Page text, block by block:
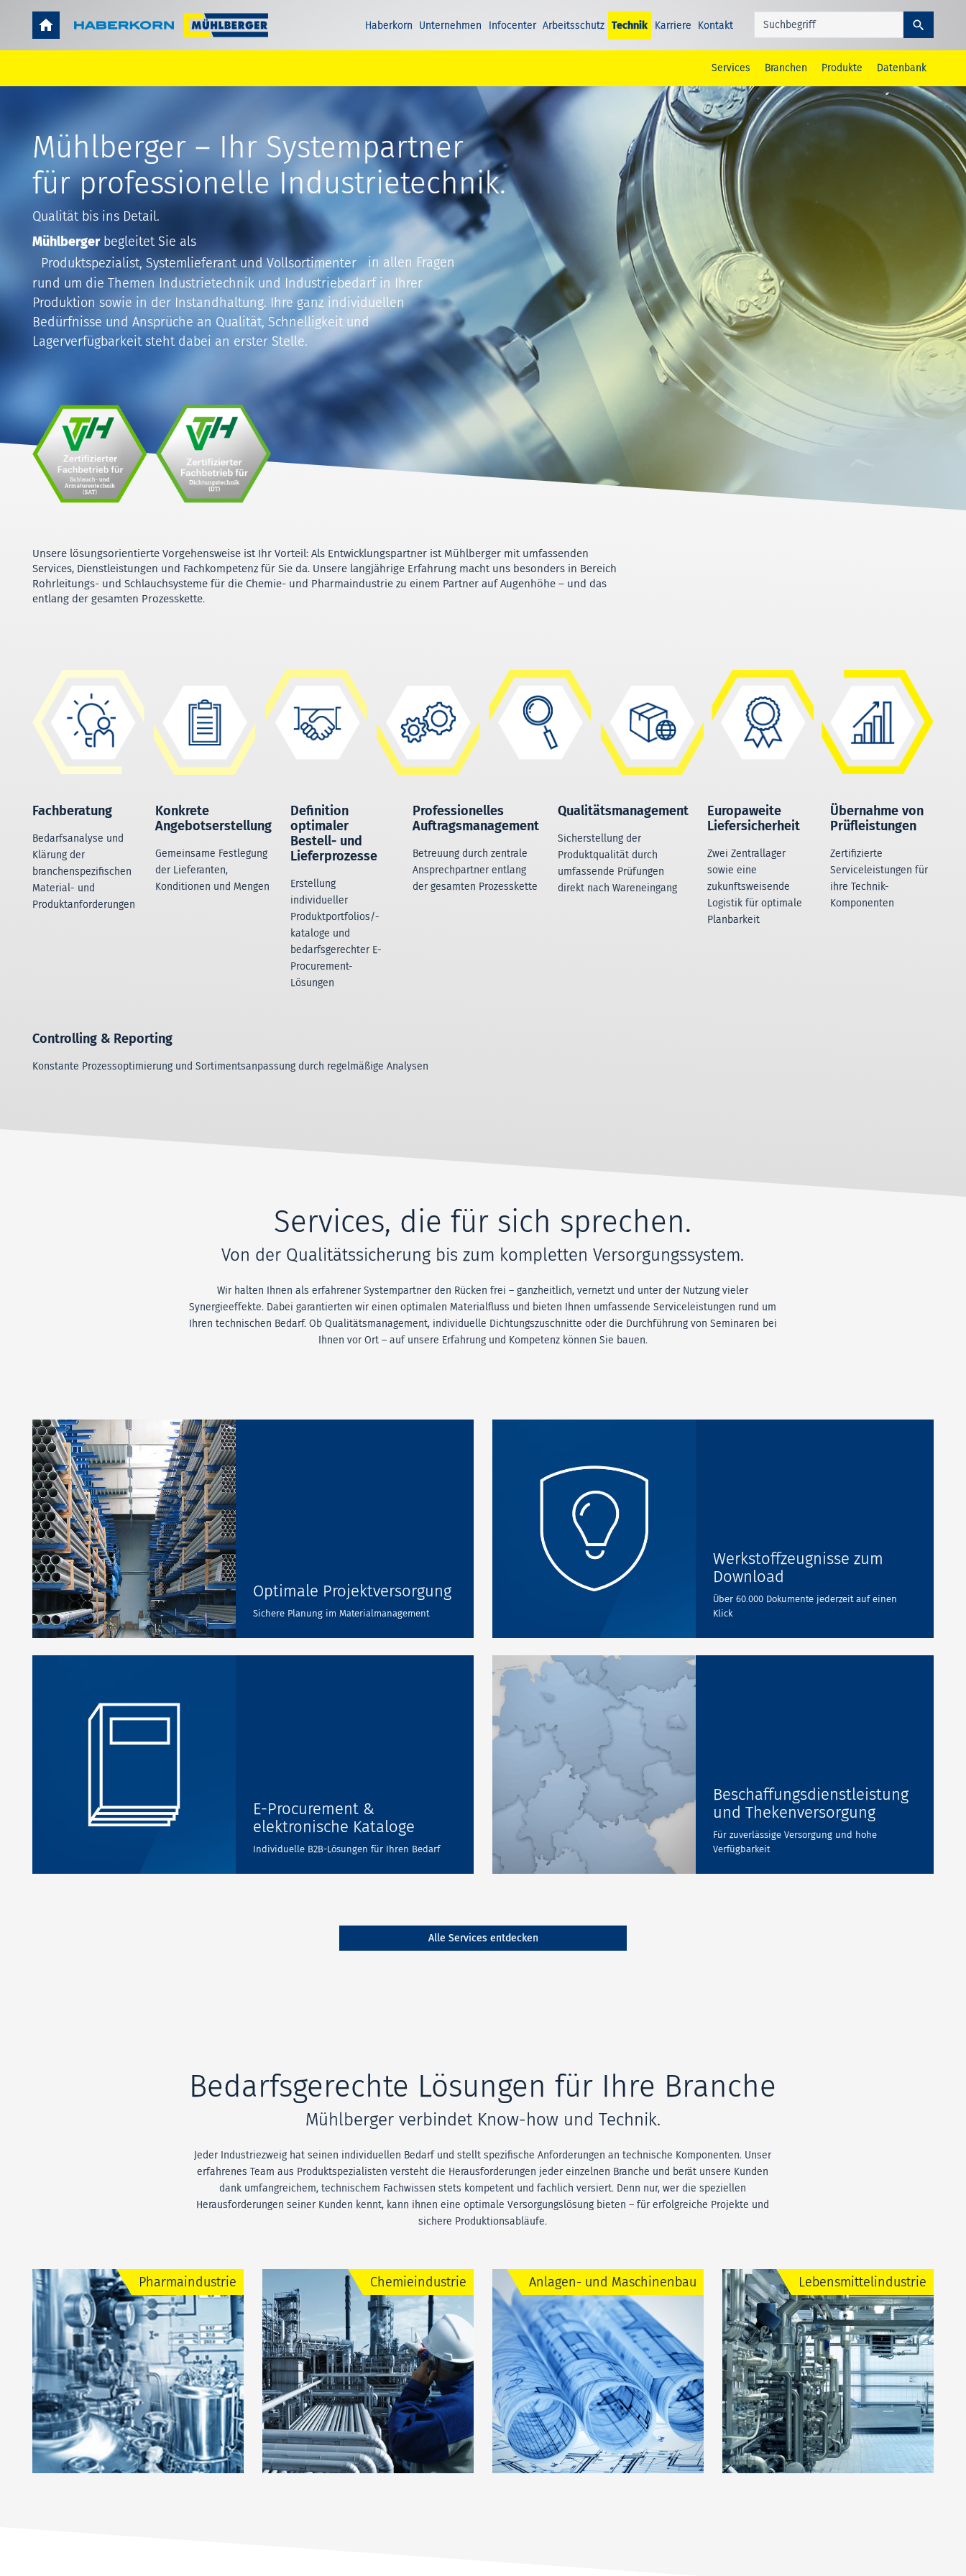
Haberkorn Unternehmen Infocenter Arbeitsschutz Technik Karriere Kontakt
Services Branchen Produkte Datenbank
Mühlberger – Ihr Systempartner
für professionelle Industrietechnik.
Qualität bis ins Detail.
Mühlbergerbegleitet Sie als
Produktspezialist, Systemlieferant und Vollsortimenter in allen Fragen
rund um die Themen Industrietechnik und Industriebedarf in Ihrer
Produktion sowie in der Instandhaltung. Ihre ganz individuellen
Bedürfnisse und Ansprüche an Qualität, Schnelligkeit und
Lagerverfügbarkeit steht dabei an erster Stelle.
Unsere lösungsorientierte Vorgehensweise ist Ihr Vorteil: Als Entwicklungspartner ist Mühlberger mit umfassenden
Services, Dienstleistungen und Fachkompetenz für Sie da. Unsere langjährige Erfahrung macht uns besonders in Bereich
Rohrleitungs- und Schlauchsysteme für die Chemie- und Pharmaindustrie zu einem Partner auf Augenhöhe – und das
entlang der gesamten Prozesskette.
Fachberatung
Bedarfsanalyse und
Klärung der
branchenspezifischen
Material- und
Produktanforderungen
Konkrete
Angebotserstellung
Gemeinsame Festlegung
der Lieferanten,
Konditionen und Mengen
Definition
optimaler
Bestell- und
Lieferprozesse
Erstellung
individueller
Produktportfolios/-
kataloge und
bedarfsgerechter E-
Procurement-
Lösungen
Professionelles
Auftragsmanagement
Betreuung durch zentrale
Ansprechpartner entlang
der gesamten Prozesskette
Qualitätsmanagement
Sicherstellung der
Produktqualität durch
umfassende Prüfungen
direkt nach Wareneingang
Europaweite
Liefersicherheit
Zwei Zentrallager
sowie eine
zukunftsweisende
Logistik für optimale
Planbarkeit
Übernahme von
Prüfleistungen
Zertifizierte
Serviceleistungen für
ihre Technik-
Komponenten
Controlling & Reporting
Konstante Prozessoptimierung und Sortimentsanpassung durch regelmäßige Analysen
Services, die für sich sprechen.
Von der Qualitätssicherung bis zum kompletten Versorgungssystem.
Wir halten Ihnen als erfahrener Systempartner den Rücken frei – ganzheitlich, vernetzt und unter der Nutzung vieler
Synergieeffekte. Dabei garantierten wir einen optimalen Materialfluss und bieten Ihnen umfassende Serviceleistungen rund um
Ihren technischen Bedarf. Ob Qualitätsmanagement, individuelle Dichtungszuschnitte oder die Durchführung von Seminaren bei
Ihnen vor Ort – auf unsere Erfahrung und Kompetenz können Sie bauen.
Optimale Projektversorgung
Sichere Planung im Materialmanagement
Werkstoffzeugnisse zum
Download
Über 60.000 Dokumente jederzeit auf einen
Klick
E-Procurement &
elektronische Kataloge
Individuelle B2B-Lösungen für Ihren Bedarf
Beschaffungsdienstleistung
und Thekenversorgung
Für zuverlässige Versorgung und hohe
Verfügbarkeit
Alle Services entdecken
Bedarfsgerechte Lösungen für Ihre Branche
Mühlberger verbindet Know-how und Technik.
Jeder Industriezweig hat seinen individuellen Bedarf und stellt spezifische Anforderungen an technische Komponenten. Unser
erfahrenes Team aus Produktspezialisten versteht die Herausforderungen jeder einzelnen Branche und berät unsere Kunden
dank umfangreichem, technischem Fachwissen stets kompetent und fachlich versiert. Denn nur, wer die speziellen
Herausforderungen seiner Kunden kennt, kann ihnen eine optimale Versorgungslösung bieten – für erfolgreiche Projekte und
sichere Produktionsabläufe.
Pharmaindustrie Chemieindustrie Anlagen- und Maschinenbau Lebensmittelindustrie